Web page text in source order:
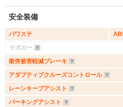
安全装備
パワステ
サポカー
衝突被害軽減ブレーキ
アダプティブクルーズコントロール
レーンキープアシスト
パーキングアシスト